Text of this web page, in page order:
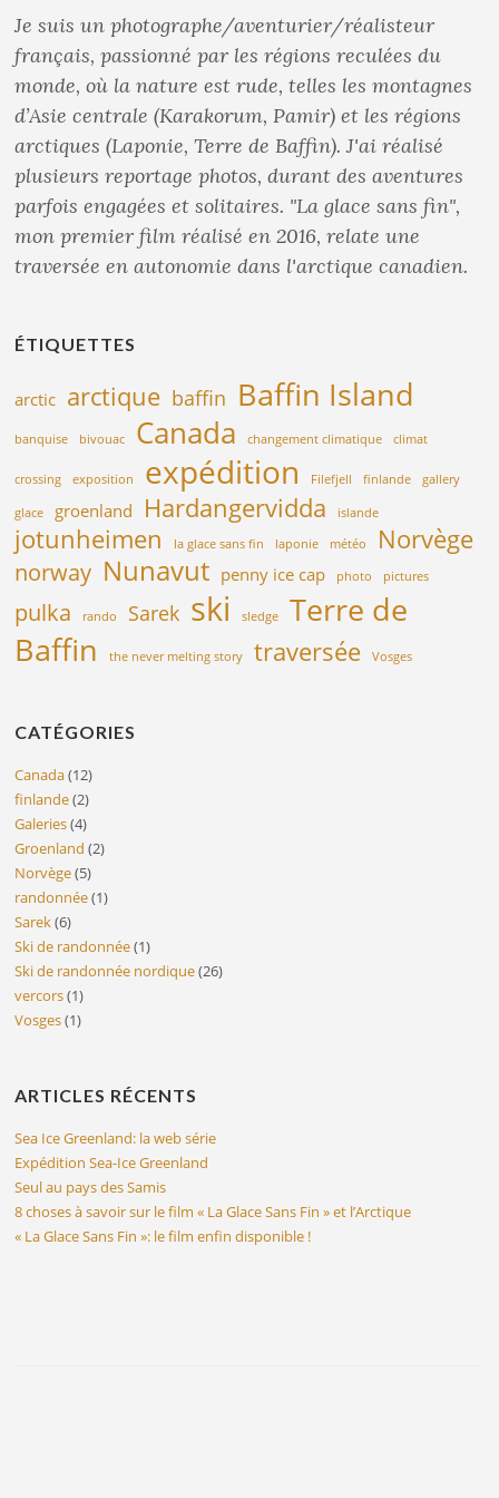
Je suis un photographe/aventurier/réalisteur
français, passionné par les régions reculées du
monde, où la nature est rude, telles les montagnes
d’Asie centrale (Karakorum, Pamir) et les régions
arctiques (Laponie, Terre de Baffin). J'ai réalisé
plusieurs reportage photos, durant des aventures
parfois engagées et solitaires. "La glace sans fin",
mon premier film réalisé en 2016, relate une
traversée en autonomie dans l'arctique canadien.
ÉTIQUETTES
arctic arctique baffin Baffin Island
banquise bivouac Canada changement climatique climat
crossing exposition expédition Filefjell finlande gallery
glace groenland Hardangervidda islande
jotunheimen la glace sans fin laponie météo Norvège
norway Nunavut penny ice cap photo pictures
pulka rando Sarek ski sledge
Terre de
Baffin
the never melting story traversée Vosges
CATÉGORIES
Canada(12)
finlande(2)
Galeries(4)
Groenland (2)
Norvège(5)
randonnée(1)
Sarek(6)
Ski de randonnée(1)
Ski de randonnée nordique(26)
vercors(1)
Vosges(1)
ARTICLES RÉCENTS
Sea Ice Greenland: la web série
Expédition Sea-Ice Greenland
Seul au pays des Samis
8 choses à savoir sur le film « La Glace Sans Fin » et l’Arctique
« La Glace Sans Fin »: le film enfin disponible !